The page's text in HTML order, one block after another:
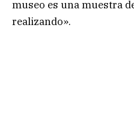
museo es una muestra
realizando».